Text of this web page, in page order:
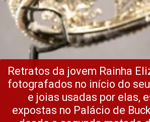
Retratos da jovem Rainha
fotografados no início do
e joias usadas por elas,
expostas no Palácio de